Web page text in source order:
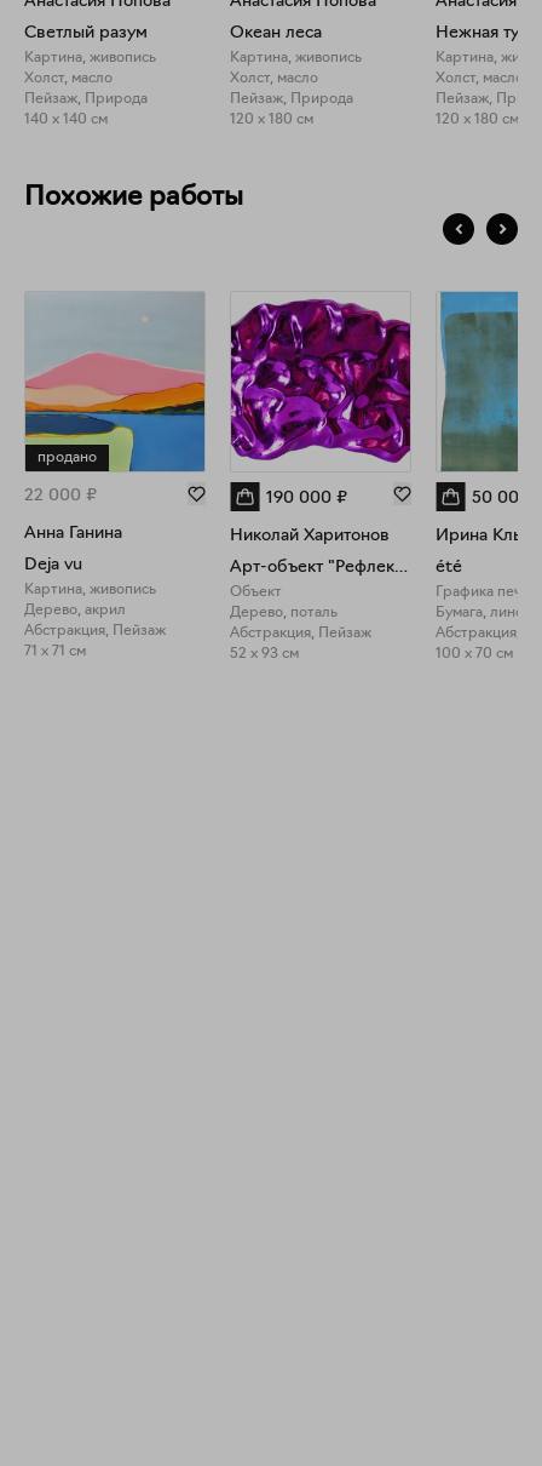
Светлый разум
Картина, живопись
Холст, масло
Пейзаж, Природа
140 x 140 см
Океан леса
Картина, живопись
Холст, масло
Пейзаж, Природа
120 x 180 см
Нежная
Картина,
Холст, масло
Пейзаж,
120 x 180 см
Похожие работы
продано
22 000 ₽
Анна Ганина
Deja vu
Картина, живопись
Дерево, акрил
Абстракция, Пейзаж
71 x 71 см
190 000 ₽
Николай Харитонов
Арт-объект "Рефлексия в пурпуре"
Объект
Дерево, поталь
Абстракция, Пейзаж
52 x 93 см
50 000
Ирина
été
Графика
Бумага,
Абстракция,
100 x 70 см